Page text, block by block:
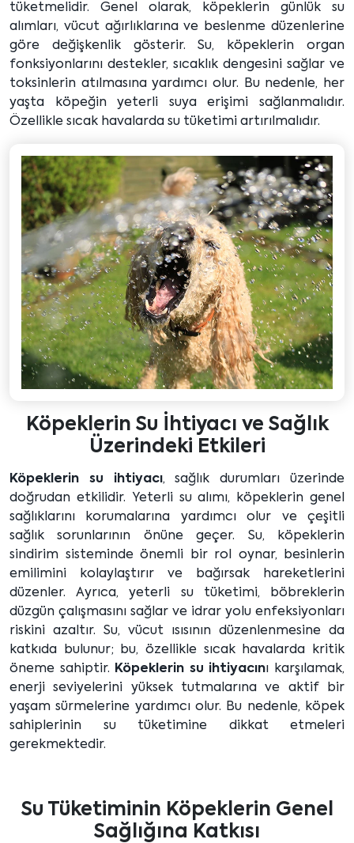
tüketmelidir. Genel olarak, köpeklerin günlük su
alımları, vücut ağırlıklarına ve beslenme düzenlerine
göre değişkenlik gösterir. Su, köpeklerin organ
fonksiyonlarını destekler, sıcaklık dengesini sağlar ve
toksinlerin atılmasına yardımcı olur. Bu nedenle, her
yaşta köpeğin yeterli suya erişimi sağlanmalıdır.
Özellikle sıcak havalarda su tüketimi artırılmalıdır.
Köpeklerin Su İhtiyacı ve Sağlık
Üzerindeki Etkileri
Köpeklerin su ihtiyacı, sağlık durumları üzerinde
doğrudan etkilidir. Yeterli su alımı, köpeklerin genel
sağlıklarını korumalarına yardımcı olur ve çeşitli
sağlık sorunlarının önüne geçer. Su, köpeklerin
sindirim sisteminde önemli bir rol oynar, besinlerin
emilimini kolaylaştırır ve bağırsak hareketlerini
düzenler. Ayrıca, yeterli su tüketimi, böbreklerin
düzgün çalışmasını sağlar ve idrar yolu enfeksiyonları
riskini azaltır. Su, vücut ısısının düzenlenmesine da
katkıda bulunur; bu, özellikle sıcak havalarda kritik
öneme sahiptir. Köpeklerin su ihtiyacını karşılamak,
enerji seviyelerini yüksek tutmalarına ve aktif bir
yaşam sürmelerine yardımcı olur. Bu nedenle, köpek
sahiplerinin su tüketimine dikkat etmeleri
gerekmektedir.
Su Tüketiminin Köpeklerin Genel
Sağlığına Katkısı